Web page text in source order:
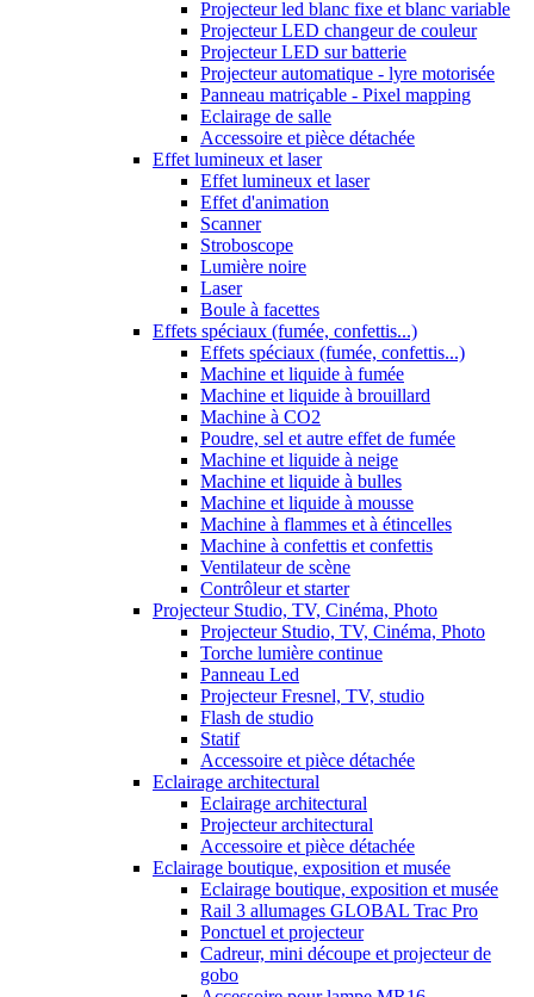
Projecteur led blanc fixe et blanc variable
Projecteur LED changeur de couleur
Projecteur LED sur batterie
Projecteur automatique - lyre motorisée
Panneau matriçable - Pixel mapping
Eclairage de salle
Accessoire et pièce détachée
Effet lumineux et laser
Effet lumineux et laser
Effet d'animation
Scanner
Stroboscope
Lumière noire
Laser
Boule à facettes
Effets spéciaux (fumée, confettis...)
Effets spéciaux (fumée, confettis...)
Machine et liquide à fumée
Machine et liquide à brouillard
Machine à CO2
Poudre, sel et autre effet de fumée
Machine et liquide à neige
Machine et liquide à bulles
Machine et liquide à mousse
Machine à flammes et à étincelles
Machine à confettis et confettis
Ventilateur de scène
Contrôleur et starter
Projecteur Studio, TV, Cinéma, Photo
Projecteur Studio, TV, Cinéma, Photo
Torche lumière continue
Panneau Led
Projecteur Fresnel, TV, studio
Flash de studio
Statif
Accessoire et pièce détachée
Eclairage architectural
Eclairage architectural
Projecteur architectural
Accessoire et pièce détachée
Eclairage boutique, exposition et musée
Eclairage boutique, exposition et musée
Rail 3 allumages GLOBAL Trac Pro
Ponctuel et projecteur
Cadreur, mini découpe et projecteur de
gobo